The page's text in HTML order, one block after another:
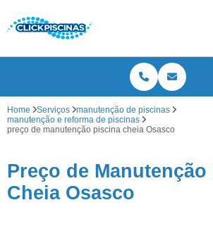
Home Serviços
manutenção de piscinas
manutenção e reforma de piscinas
preço de manutenção piscina cheia Osasco
Preço de
Cheia Osasco